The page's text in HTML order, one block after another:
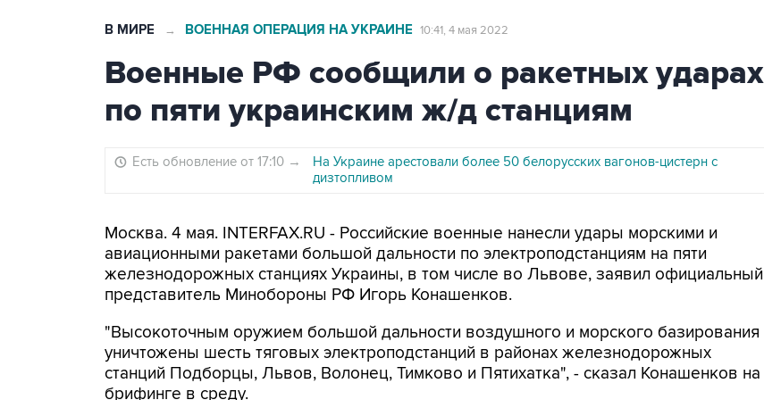
В МИРЕ → ВОЕННАЯ ОПЕРАЦИЯ НА УКРАИНЕ 10:41, 4 мая 2022
Военные РФ сообщили о ракетных ударах
по пяти украинским ж/д станциям
Есть обновление от 17:10 →
На Украине арестовали более 50 белорусских вагонов-цистерн с
дизтопливом
Москва. 4 мая. INTERFAX.RU - Российские военные нанесли удары морскими и
авиационными ракетами большой дальности по электроподстанциям на пяти
железнодорожных станциях Украины, в том числе во Львове, заявил официальный
представитель Минобороны РФ Игорь Конашенков.
"Высокоточным оружием большой дальности воздушного и морского базирования
уничтожены шесть тяговых электроподстанций в районах железнодорожных
станций Подборцы, Львов, Волонец, Тимково и Пятихатка", - сказал Конашенков на
брифинге в среду.